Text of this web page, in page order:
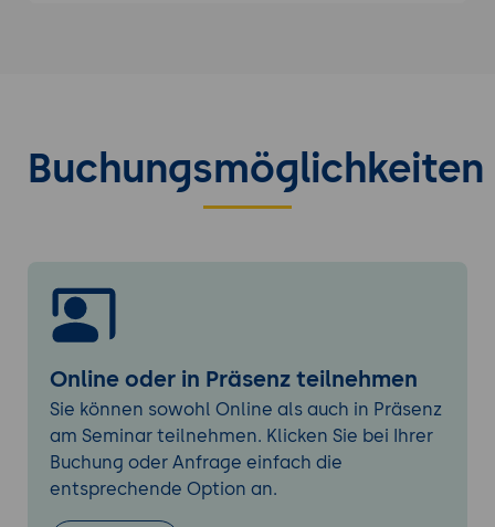
utlbstat/utlestat/report.txt, statspack
Speicherstrukturen: Shared Pool, DB-
Cache, Redolog-Buffer,
Latches
Diagnose von Sperren und Locks
Buchungsmöglichkeiten
Online oder in Präsenz teilnehmen
Sie können sowohl Online als auch in Präsenz
am Seminar teilnehmen. Klicken Sie bei Ihrer
Buchung oder Anfrage einfach die
entsprechende Option an.